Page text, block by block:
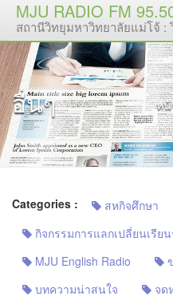
MJU RADIO FM
สถานีวิทยุมหาวิทยาลัยแม่โจ้ :
อื่นๆ หน้
Categories : สหกิจศึกษา
กิจกรรมการแลกเปลี่ยนเรีย
MJU English Radio
บทความน่าสนใจ
จด